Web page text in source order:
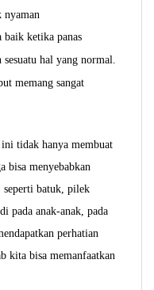
nyaman
baik ketika panas
hal yang normal.
memang sangat
ini tidak hanya membuat
bisa menyebabkan
seperti batuk, pilek
pada anak-anak, pada
perhatian
kita bisa memanfaatkan